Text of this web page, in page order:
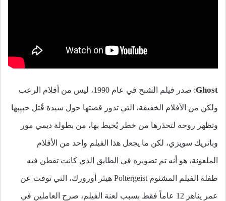
Ghost : صدر فيلم الشبح في عام 1990، ليس من أفلام الرعب
ولكن من الأفلام الخفيفة، التي تدور قصتها حول سيدة قُتل حبيبها
وتظهر روحه لتحذرها من خطر يُحيط بها، من بطولة ديمي مور
وباتريك سويزي، لكن ما يجعل هذا الفيلم واحد من الأفلام
الملعونة، هو أنه تم تصويره في الطابق الذي كانت تقطن فيه
طفلة الفيلم المشئوم Poltergeist هيثر أورورك، التي توفت عن
عمر يناهز 12 عاماً فقط بسبب لعنة الفيلم، صرح العاملين في